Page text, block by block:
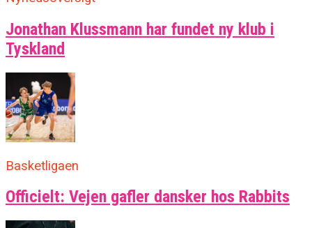
Jonathan Klussmann har fundet ny klub i
Tyskland
Basketligaen
Officielt: Vejen gafler dansker hos Rabbits